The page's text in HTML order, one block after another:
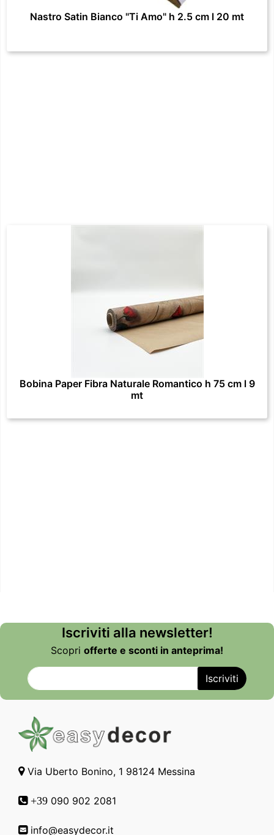
Nastro Satin Bianco "Ti Amo" h 2.5 cm l 20 mt
Bobina Paper Fibra Naturale Romantico h 75 cm l 9
mt
Iscriviti alla newsletter!
Scopri offerte e sconti in anteprima!
Via Uberto Bonino, 1 98124 Messina
+39 090 902 2081
info@easydecor.it